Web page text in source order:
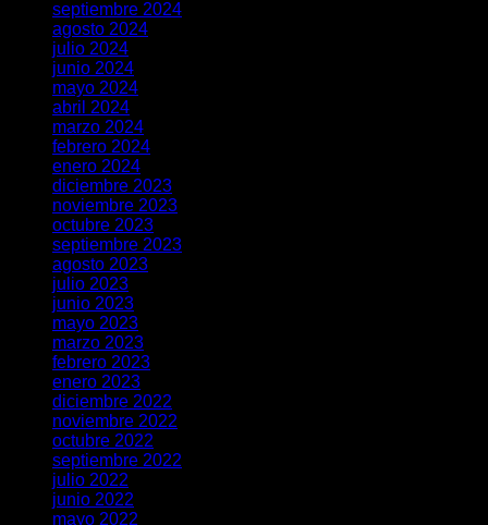
septiembre 2024
agosto 2024
julio 2024
junio 2024
mayo 2024
abril 2024
marzo 2024
febrero 2024
enero 2024
diciembre 2023
noviembre 2023
octubre 2023
septiembre 2023
agosto 2023
julio 2023
junio 2023
mayo 2023
marzo 2023
febrero 2023
enero 2023
diciembre 2022
noviembre 2022
octubre 2022
septiembre 2022
julio 2022
junio 2022
mayo 2022